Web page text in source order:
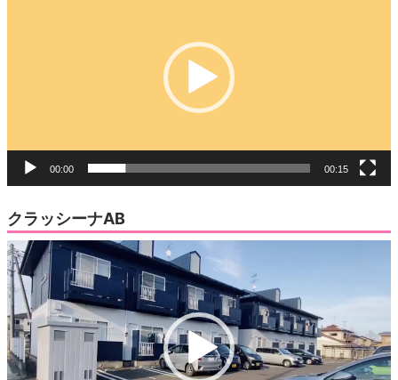
00:00 00:15
クラッシーナAB
動
画
プ
レ
ー
ヤ